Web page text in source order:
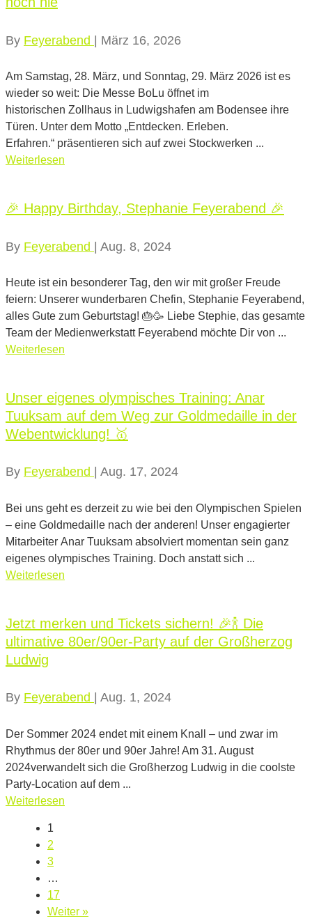
By Feyerabend | März 16, 2026
Am Samstag, 28. März, und Sonntag, 29. März 2026 ist es
wieder so weit: Die Messe BoLu öffnet im
historischen Zollhaus in Ludwigshafen am Bodensee ihre
Türen. Unter dem Motto „Entdecken. Erleben.
Erfahren.“ präsentieren sich auf zwei Stockwerken ...
Weiterlesen
🎉 Happy Birthday, Stephanie Feyerabend 🎉
By Feyerabend | Aug. 8, 2024
Heute ist ein besonderer Tag, den wir mit großer Freude
feiern: Unserer wunderbaren Chefin, Stephanie Feyerabend,
alles Gute zum Geburtstag! 🎂🥳 Liebe Stephie, das gesamte
Team der Medienwerkstatt Feyerabend möchte Dir von ...
Weiterlesen
Unser eigenes olympisches Training: Anar
Tuuksam auf dem Weg zur Goldmedaille in der
Webentwicklung! 🥇
By Feyerabend | Aug. 17, 2024
Bei uns geht es derzeit zu wie bei den Olympischen Spielen
– eine Goldmedaille nach der anderen! Unser engagierter
Mitarbeiter Anar Tuuksam absolviert momentan sein ganz
eigenes olympisches Training. Doch anstatt sich ...
Weiterlesen
Jetzt merken und Tickets sichern! 🎉🍾 Die
ultimative 80er/90er-Party auf der Großherzog
Ludwig
By Feyerabend | Aug. 1, 2024
Der Sommer 2024 endet mit einem Knall – und zwar im
Rhythmus der 80er und 90er Jahre! Am 31. August
2024verwandelt sich die Großherzog Ludwig in die coolste
Party-Location auf dem ...
Weiterlesen
1
2
3
…
17
Weiter »